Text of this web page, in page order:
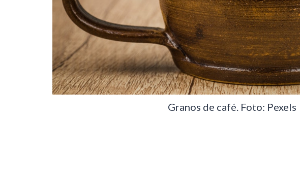
Granos de café. Foto: Pexels